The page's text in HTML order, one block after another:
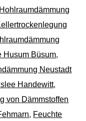
Hohlraumdämmung
Husum Büsum,
Neustadt
Handewitt,
von Dämmstoffen
, Feuchte